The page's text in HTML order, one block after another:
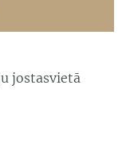
jostasvietā